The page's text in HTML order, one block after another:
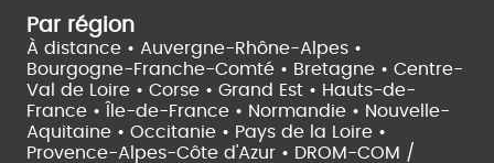
Par région
À distance • Auvergne-Rhône-Alpes •
Bourgogne-Franche-Comté • Bretagne • Centre-
Val de Loire • Corse • Grand Est • Hauts-de-
France •
Île-de-France • Normandie • Nouvelle-
Aquitaine • Occitanie • Pays de la Loire •
Provence-Alpes-Côte d'Azur • DROM-COM /